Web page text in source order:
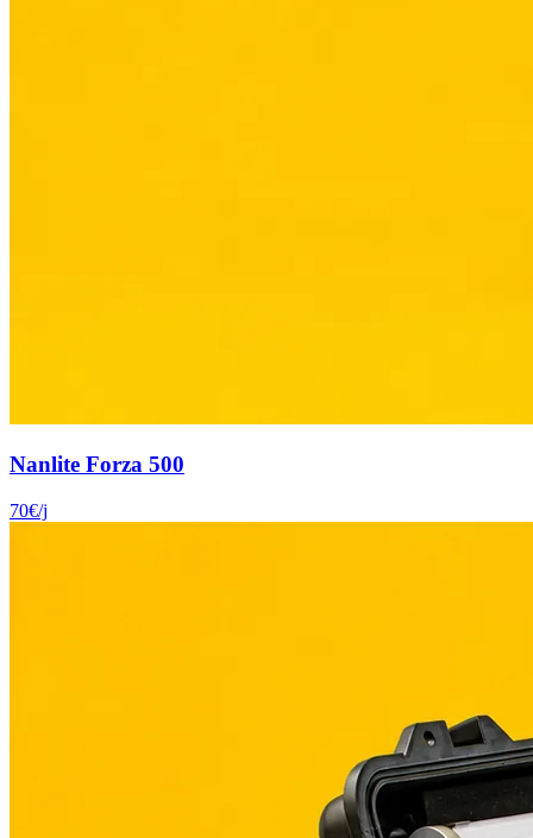
Nanlite Forza 500
70€/j